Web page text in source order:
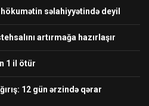
səlahiyyətində deyil
artırmağa hazırlaşır
1 il ötür
12 gün ərzində qərar